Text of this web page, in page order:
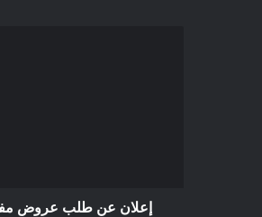
العقاري